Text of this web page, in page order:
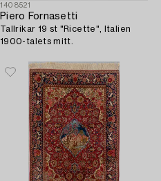
1408521
Piero Fornasetti
Tallrikar 19 st "Ricette", Italien
1900-talets mitt.